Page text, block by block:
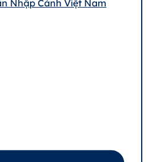
Nhập Cảnh Việt Nam